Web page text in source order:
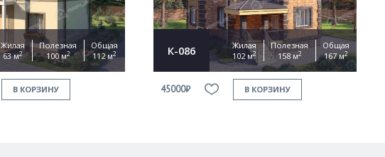
Жилая
63 м2
Полезная
100 м2
Общая
112 м2
В КОРЗИНУ
К-086
Жилая
102 м2
Полезная
158 м2
Общая
167 м2
45000₽ В КОРЗИНУ